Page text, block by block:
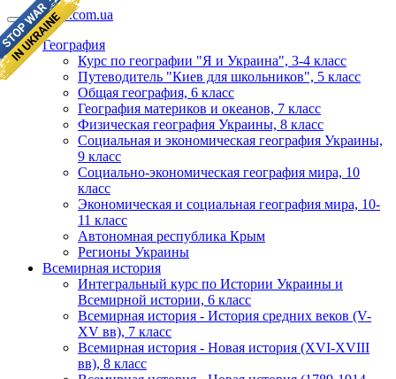
geomap.com.ua
География
Курс по географии "Я и Украина", 3-4 класс
Путеводитель "Киев для школьников", 5 класс
Общая география, 6 класс
География материков и океанов, 7 класс
Физическая география Украины, 8 класс
Социальная и экономическая география Украины,
9 класс
Социально-экономическая география мира, 10
класс
Экономическая и социальная география мира, 10-
11 класс
Автономная республика Крым
Регионы Украины
Всемирная история
Интегральный курс по Истории Украины и
Всемирной истории, 6 класс
Всемирная история - История средних веков (V-
XV вв), 7 класс
Всемирная история - Новая история (XVI-XVIII
вв), 8 класс